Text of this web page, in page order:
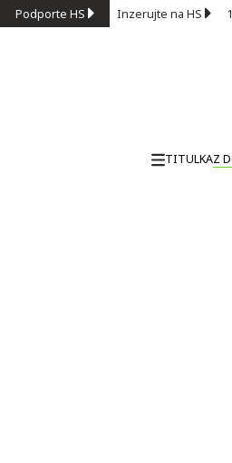
Podporte HS Inzerujte na HS
TITULKAZ